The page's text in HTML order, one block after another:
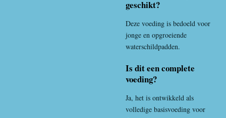
geschikt?
Deze voeding is bedoeld voor
jonge en opgroeiende
waterschildpadden.
Is dit een complete
voeding?
Ja, het is ontwikkeld als
volledige basisvoeding voor